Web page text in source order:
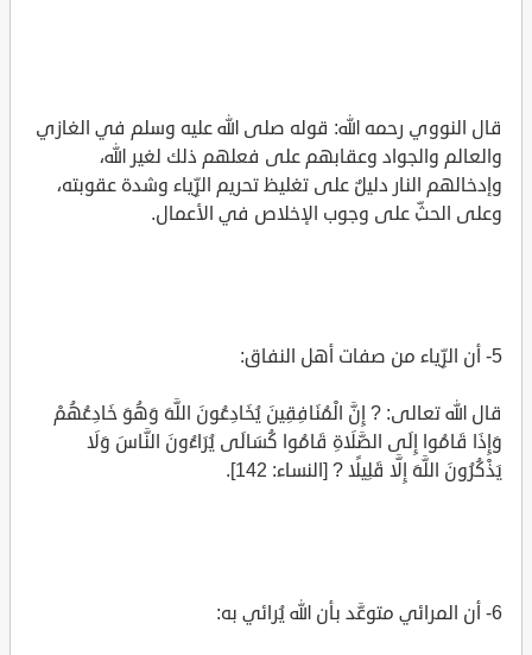
قال النووي رحمه الله: قوله صلى الله عليه وسلم في الغازي
والعالم والجواد وعقابهم على فعلهم ذلك لغير الله،
وإدخالهم النار دليلٌ على تغليظ تحريم الرِّياء وشدة عقوبته،
وعلى الحثِّ على وجوب الإخلاص في الأعمال.
5- أن الرِّياء من صفات أهل النفاق:
قال الله تعالى: ? إِنَّ الْمُنَافِقِينَ يُخَادِعُونَ اللَّهَ وَهُوَ خَادِعُهُمْ
وَإِذَا قَامُوا إِلَى الصَّلَاةِ قَامُوا كُسَالَى يُرَاءُونَ النَّاسَ وَلَا
يَذْكُرُونَ اللَّهَ إِلَّا قَلِيلًا ? [النساء: 142].
6- أن المرائي متوعَّد بأن الله يُرائي به: